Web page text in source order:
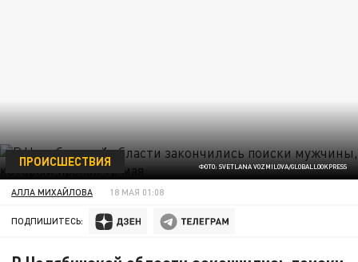
ФОТО: SVETLANA VOZMILOVA/GLOBALLOOKPRESS
ПРОИСШЕСТВИЯ
АЛЛА МИХАЙЛОВА 18 МАЯ 01:08
ПОДПИШИТЕСЬ: